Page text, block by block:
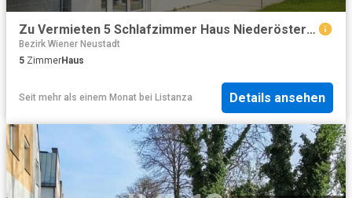
Zu Vermieten 5 Schlafzimmer Haus Niederösterreich Niederösterreich DS101543813
Bezirk Wiener Neustadt
5 ZimmerHaus
Seit mehr als einem Monat bei Listanza Details ansehen